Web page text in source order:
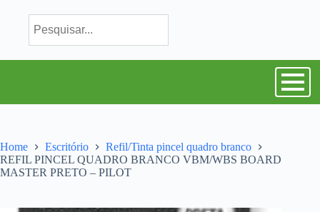
Home Escritório
Refil/Tinta pincel quadro branco
REFIL PINCEL QUADRO BRANCO VBM/WBS BOARD
MASTER PRETO – PILOT